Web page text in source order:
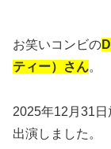
お笑いコンビの
ティー）さん。
2025年12月31
出演しました。